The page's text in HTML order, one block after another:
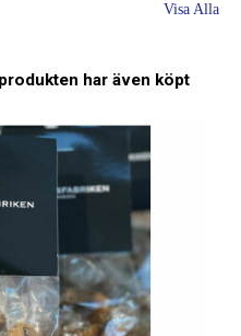
Visa Alla
har även köpt